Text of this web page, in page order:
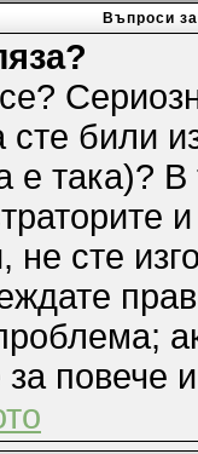
Въпроси
сте били
е така)?
не сте
за повече